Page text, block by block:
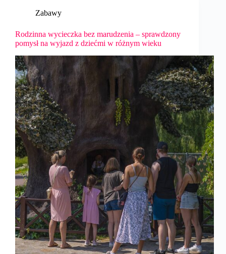
Zabawy
Rodzinna wycieczka bez marudzenia – sprawdzony
pomysł na wyjazd z dziećmi w różnym wieku